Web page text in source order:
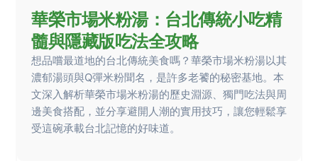
華榮市場米粉湯：台北傳統小吃精
髓與隱藏版吃法全攻略
想品嚐最道地的台北傳統美食嗎？華榮市場米粉湯以其
濃郁湯頭與Q彈米粉聞名，是許多老饕的秘密基地。本
文深入解析華榮市場米粉湯的歷史淵源、獨門吃法與周
邊美食搭配，並分享避開人潮的實用技巧，讓您輕鬆享
受這碗承載台北記憶的好味道。